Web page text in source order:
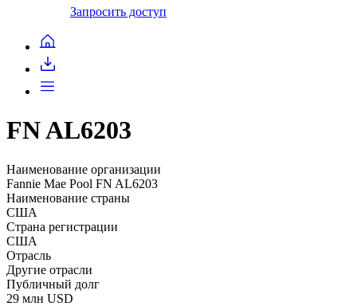
Запросить доступ
FN AL6203
Наименование организации
Fannie Mae Pool FN AL6203
Наименование страны
США
Страна регистрации
США
Отрасль
Другие отрасли
Публичный долг
29 млн USD